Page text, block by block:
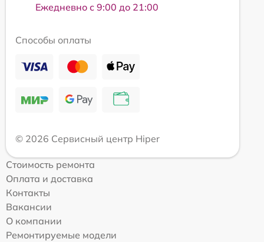
Ежедневно с 9:00 до 21:00
Способы оплаты
© 2026 Сервисный центр Hiper
Стоимость ремонта
Оплата и доставка
Контакты
Вакансии
О компании
Ремонтируемые модели